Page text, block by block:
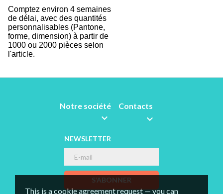
This is a cookie agreement request — you can
Comptez environ 4 semaines
de délai, avec des quantités
personnalisables (Pantone,
forme, dimension) à partir de
1000 ou 2000 pièces selon
l'article.
Notre société

Contacts

NEWSLETTER
S’ABONNER